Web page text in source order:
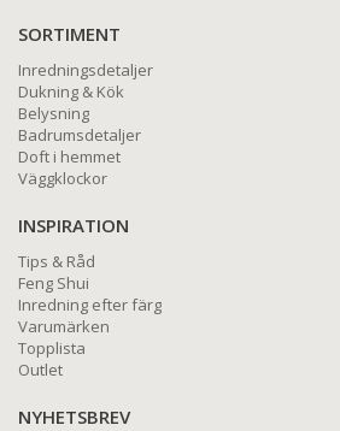
SORTIMENT
Inredningsdetaljer
Dukning & Kök
Belysning
Badrumsdetaljer
Doft i hemmet
Väggklockor
INSPIRATION
Tips & Råd
Feng Shui
Inredning efter färg
Varumärken
Topplista
Outlet
NYHETSBREV